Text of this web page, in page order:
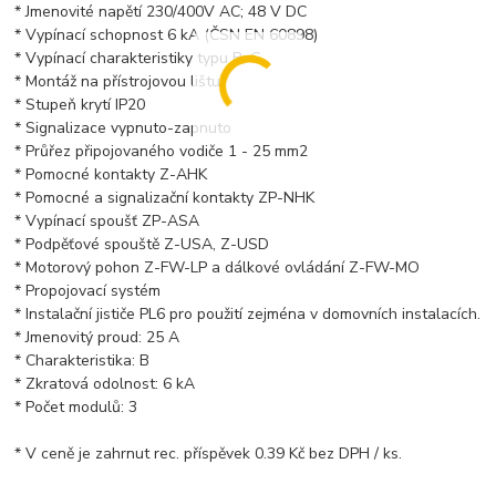
* Jmenovité napětí 230/400V AC; 48 V DC
* Vypínací schopnost 6 kA (ČSN EN 60898)
* Vypínací charakteristiky typu B, C
* Montáž na přístrojovou lištu
* Stupeň krytí IP20
* Signalizace vypnuto-zapnuto
* Průřez připojovaného vodiče 1 - 25 mm2
* Pomocné kontakty Z-AHK
* Pomocné a signalizační kontakty ZP-NHK
* Vypínací spoušť ZP-ASA
* Podpěťové spouště Z-USA, Z-USD
* Motorový pohon Z-FW-LP a dálkové ovládání Z-FW-MO
* Propojovací systém
* Instalační jističe PL6 pro použití zejména v domovních instalacích.
* Jmenovitý proud: 25 A
* Charakteristika: B
* Zkratová odolnost: 6 kA
* Počet modulů: 3
* V ceně je zahrnut rec. příspěvek 0.39 Kč bez DPH / ks.